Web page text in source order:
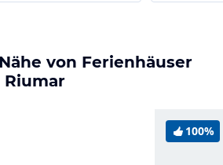
von Ferienhäuser
Riumar
100%